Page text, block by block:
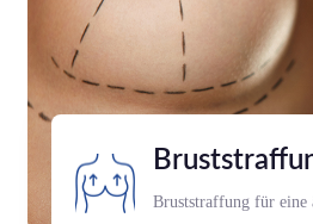
Bruststraffung für eine